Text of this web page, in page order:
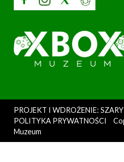
PROJEKT I WDROŻENIE:
POLITYKA PRYWATNOŚCI
Muzeum